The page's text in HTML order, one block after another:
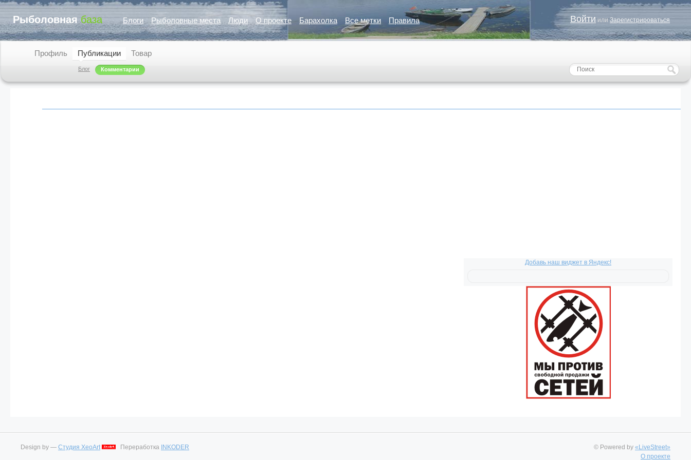
Рыболовнаябаза Блоги Рыболовные места Люди О проекте Барахолка Все метки Правила Войти или Зарегистрироваться
Профиль Публикации
Блог Комментарии
Товар
Добавь наш виджет в Яндекс!
© Powered by «LiveStreet»
О проекте
Design by — Студия XeoArt Переработка INKODER